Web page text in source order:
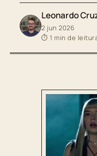
Leonardo
2 jun 2026
⏱ 1 min de